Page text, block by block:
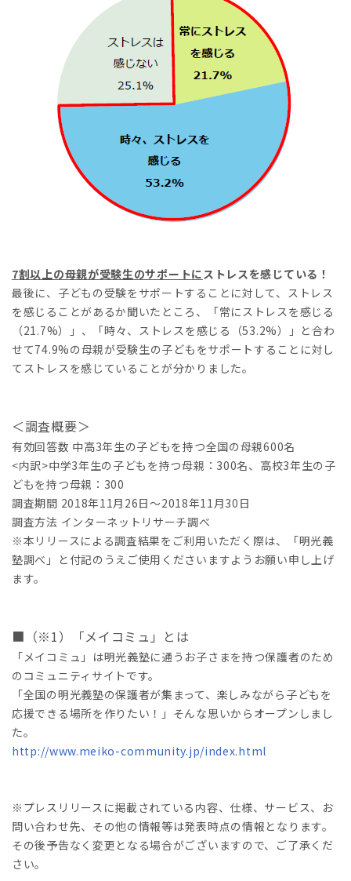
7割以上の母親が受験生のサポートにストレスを感じている！
最後に、子どもの受験をサポートすることに対して、ストレス
を感じることがあるか聞いたところ、「常にストレスを感じる
（21.7%）」、「時々、ストレスを感じる（53.2%）」と合わ
せて74.9%の母親が受験生の子どもをサポートすることに対し
てストレスを感じていることが分かりました。
＜調査概要＞
有効回答数 中高3年生の子どもを持つ全国の母親600名
<内訳>中学3年生の子どもを持つ母親：300名、高校3年生の子
どもを持つ母親：300
調査期間 2018年11月26日～2018年11月30日
調査方法 インターネットリサーチ調べ
※本リリースによる調査結果をご利用いただく際は、「明光義
塾調べ」と付記のうえご使用くださいますようお願い申し上げ
ます。
■（※1）「メイコミュ」とは
「メイコミュ」は明光義塾に通うお子さまを持つ保護者のため
のコミュニティサイトです。
「全国の明光義塾の保護者が集まって、楽しみながら子どもを
応援できる場所を作りたい！」そんな思いからオープンしまし
た。
http://www.meiko-community.jp/index.html
※プレスリリースに掲載されている内容、仕様、サービス、お
問い合わせ先、その他の情報等は発表時点の情報となります。
その後予告なく変更となる場合がございますので、ご了承くだ
さい。